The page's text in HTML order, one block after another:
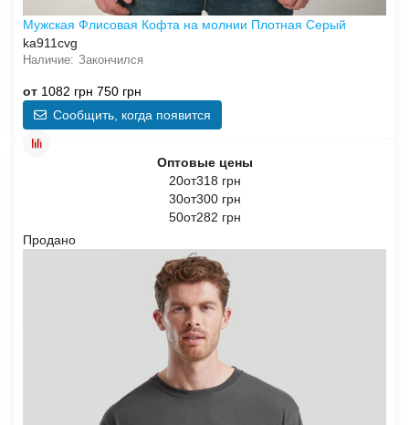
Мужская Флисовая Кофта на молнии Плотная Серый
ka911cvg
Закончился
от 1082 грн 750 грн
Сообщить, когда появится
Оптовые цены
20от318 грн
30от300 грн
50от282 грн
Продано